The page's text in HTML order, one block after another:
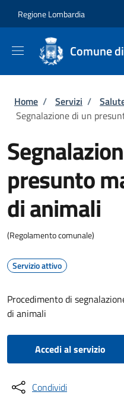
Regione Lombardia
Comune
Briciole di
Home / Servizi /
Segnalazione di un
presunto
di animali
(Regolamento comunale)
Servizio attivo
Procedimento di
di animali
Accedi al servizio
Condividi